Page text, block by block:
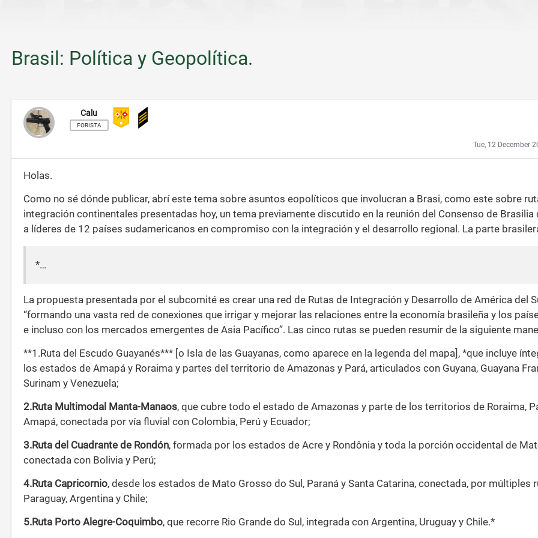
Brasil: Política y Geopolítica.
Calu
FORISTA
Tue, 12 December
Holas.
Como no sé dónde publicar, abrí este tema sobre asuntos eopolíticos que involucran a Brasi, como este sobre
integración continentales presentadas hoy, un tema previamente discutido en la reunión del Consenso de Brasilia
a líderes de 12 países sudamericanos en compromiso con la integración y el desarrollo regional. La parte
*…
La propuesta presentada por el subcomité es crear una red de Rutas de Integración y Desarrollo de América del
“formando una vasta red de conexiones que irrigar y mejorar las relaciones entre la economía brasileña y los
e incluso con los mercados emergentes de Asia Pacífico”. Las cinco rutas se pueden resumir de la siguiente
**1.Ruta del Escudo Guayanés*** [o Isla de las Guayanas, como aparece en la legenda del mapa], *que incluye
los estados de Amapá y Roraima y partes del territorio de Amazonas y Pará, articulados con Guyana, Guayana
Surinam y Venezuela;
2.Ruta Multimodal Manta-Manaos, que cubre todo el estado de Amazonas y parte de los territorios de Roraima,
Amapá, conectada por vía fluvial con Colombia, Perú y Ecuador;
3.Ruta del Cuadrante de Rondón, formada por los estados de Acre y Rondônia y toda la porción occidental de
conectada con Bolivia y Perú;
4.Ruta Capricornio, desde los estados de Mato Grosso do Sul, Paraná y Santa Catarina, conectada, por múltiples
Paraguay, Argentina y Chile;
5.Ruta Porto Alegre-Coquimbo, que recorre Rio Grande do Sul, integrada con Argentina, Uruguay y Chile.*